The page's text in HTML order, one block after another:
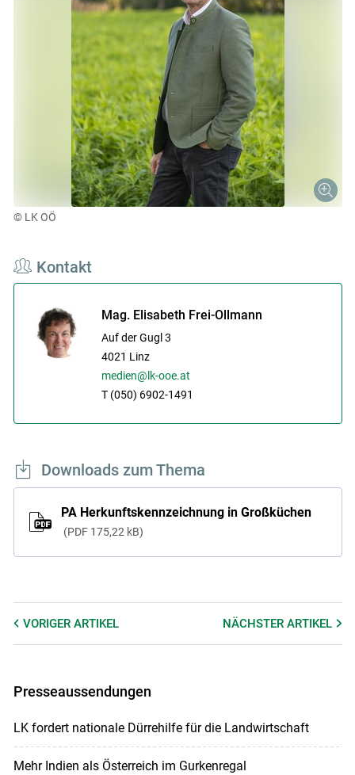
© LK OÖ
Kontakt
Mag. Elisabeth Frei-Ollmann
Auf der Gugl 3
4021 Linz
medien@lk-ooe.at
T (050) 6902-1491
Downloads zum Thema
PA Herkunftskennzeichnung in Großküchen
PDF 175,22 kB
VORIGER ARTIKEL NÄCHSTERARTIKEL
Presseaussendungen
LK fordert nationale Dürrehilfe für die Landwirtschaft
Mehr Indien als Österreich im Gurkenregal